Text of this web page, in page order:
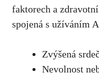
faktorech a
spojená s užíváním
Zvýšená
Nevolnost